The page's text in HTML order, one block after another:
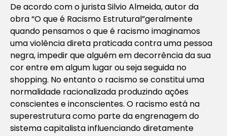
De acordo com o jurista Silvio Almeida, autor da
obra “O que é Racismo Estrutural”geralmente
quando pensamos o que é racismo imaginamos
uma violência direta praticada contra uma pessoa
negra, impedir que alguém em decorrência da sua
cor entre em algum lugar ou seja seguida no
shopping. No entanto o racismo se constitui uma
normalidade racionalizada produzindo ações
conscientes e inconscientes. O racismo está na
superestrutura como parte da engrenagem do
sistema capitalista influenciando diretamente